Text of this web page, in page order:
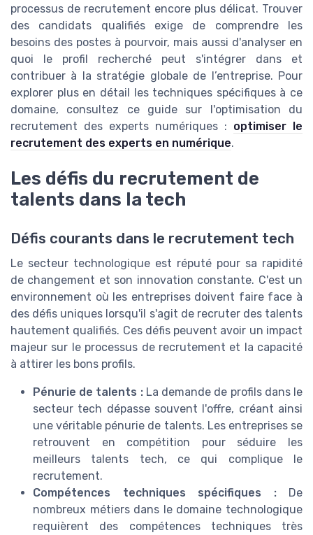
processus de recrutement encore plus délicat. Trouver
des candidats qualifiés exige de comprendre les
besoins des postes à pourvoir, mais aussi d'analyser en
quoi le profil recherché peut s'intégrer dans et
contribuer à la stratégie globale de l’entreprise. Pour
explorer plus en détail les techniques spécifiques à ce
domaine, consultez ce guide sur l'optimisation du
recrutement des experts numériques : optimiser le
recrutement des experts en numérique.
Les défis du recrutement de
talents dans la tech
Défis courants dans le recrutement tech
Le secteur technologique est réputé pour sa rapidité
de changement et son innovation constante. C'est un
environnement où les entreprises doivent faire face à
des défis uniques lorsqu'il s'agit de recruter des talents
hautement qualifiés. Ces défis peuvent avoir un impact
majeur sur le processus de recrutement et la capacité
à attirer les bons profils.
Pénurie de talents :La demande de profils dans le
secteur tech dépasse souvent l'offre, créant ainsi
une véritable pénurie de talents. Les entreprises se
retrouvent en compétition pour séduire les
meilleurs talents tech, ce qui complique le
recrutement.
Compétences techniques spécifiques :De
nombreux métiers dans le domaine technologique
requièrent des compétences techniques très